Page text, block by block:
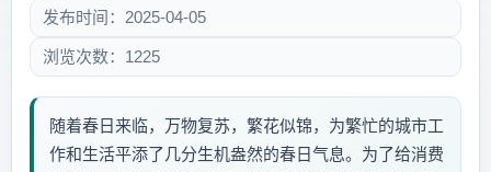
发布时间：2025-04-05
浏览次数：1225
随着春日来临，万物复苏，繁花似锦，为繁忙的城市工
作和生活平添了几分生机盎然的春日气息。为了给消费